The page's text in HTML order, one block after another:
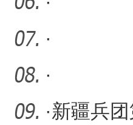
交
·
·
·新疆兵